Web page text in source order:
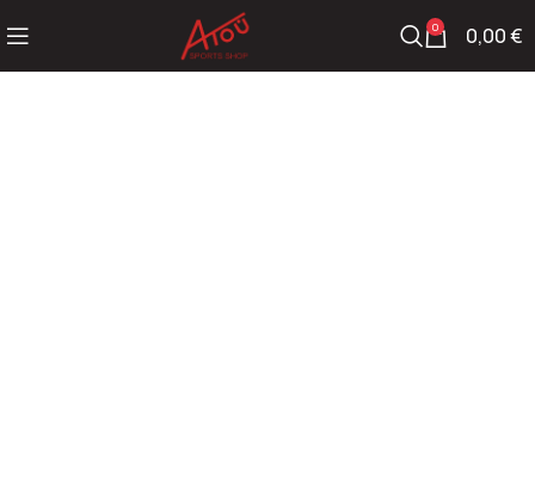
0 0,00€